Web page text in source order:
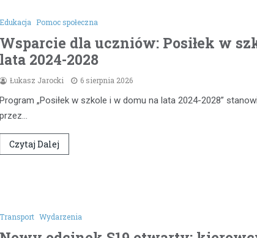
Edukacja Pomoc społeczna
Wsparcie dla uczniów: Posiłek w
lata 2024-2028
Łukasz Jarocki 6 sierpnia 2026
Program „Posiłek w szkole i w domu na lata 2024-2028”
przez…
Czytaj Dalej
Transport Wydarzenia